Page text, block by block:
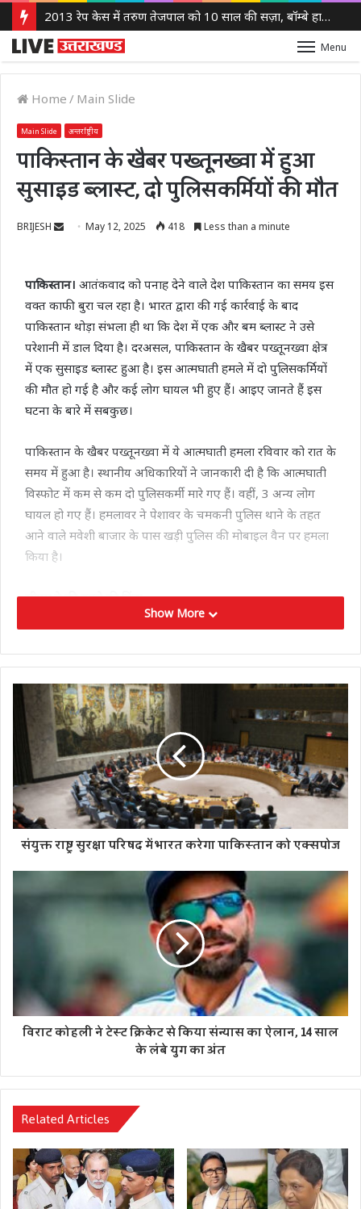
2013 रेप केस में तरुण तेजपाल को 10 साल की सज़ा, बॉम्बे हाई कोर्ट ने लगाया 10 लाख रुपये का जुर्माना
Menu
Home / Main Slide
Main Slide अन्तर्राष्ट्रीय
पाकिस्तान के खैबर पख्तूनख्वा में हुआ
सुसाइड ब्लास्ट, दो पुलिसकर्मियों की मौत
BRIJESH
SendMay 12, 2025 418 Less than a minute
पाकिस्तान। आतंकवाद को पनाह देने वाले देश पाकिस्तान का समय इस
वक्त काफी बुरा चल रहा है। भारत द्वारा की गई कार्रवाई के बाद
पाकिस्तान थोड़ा संभला ही था कि देश में एक और बम ब्लास्ट ने उसे
परेशानी में डाल दिया है। दरअसल, पाकिस्तान के खैबर पख्तूनख्वा क्षेत्र
में एक सुसाइड ब्लास्ट हुआ है। इस आत्मघाती हमले में दो पुलिसकर्मियों
की मौत हो गई है और कई लोग घायल भी हुए हैं। आइए जानते हैं इस
घटना के बारे में सबकुछ।
पाकिस्तान के खैबर पख्तूनख्वा में ये आत्मघाती हमला रविवार को रात के
समय में हुआ है। स्थानीय अधिकारियों ने जानकारी दी है कि आत्मघाती
विस्फोट में कम से कम दो पुलिसकर्मी मारे गए हैं। वहीं, 3 अन्य लोग
घायल हो गए हैं। हमलावर ने पेशावर के चमकनी पुलिस थाने के तहत
आने वाले मवेशी बाजार के पास खड़ी पुलिस की मोबाइल वैन पर हमला
किया है।
सीएम ने की हमले की निंदा
अली अमीन गंदापुर ने निंदा की है। उन्होंने इस पूरी घटना को लेकर
विस्तृत रिपोर्ट मांगी है। सीएम ने बम विस्फोट में मारे गए दो
पुलिसकर्मियों को श्रद्धांजलि दी है। उन्होंने कहा कि ऐसे कायरतापूर्ण
हमलों से पुलिस का मनोबल नहीं गिरेगा।
Show More
संयुक्त राष्ट्र सुरक्षा परिषद में भारत करेगा पाकिस्तान को एक्सपोज
विराट कोहली ने टेस्ट क्रिकेट से किया संन्यास का ऐलान, 14 साल
के लंबे युग का अंत
Related Articles